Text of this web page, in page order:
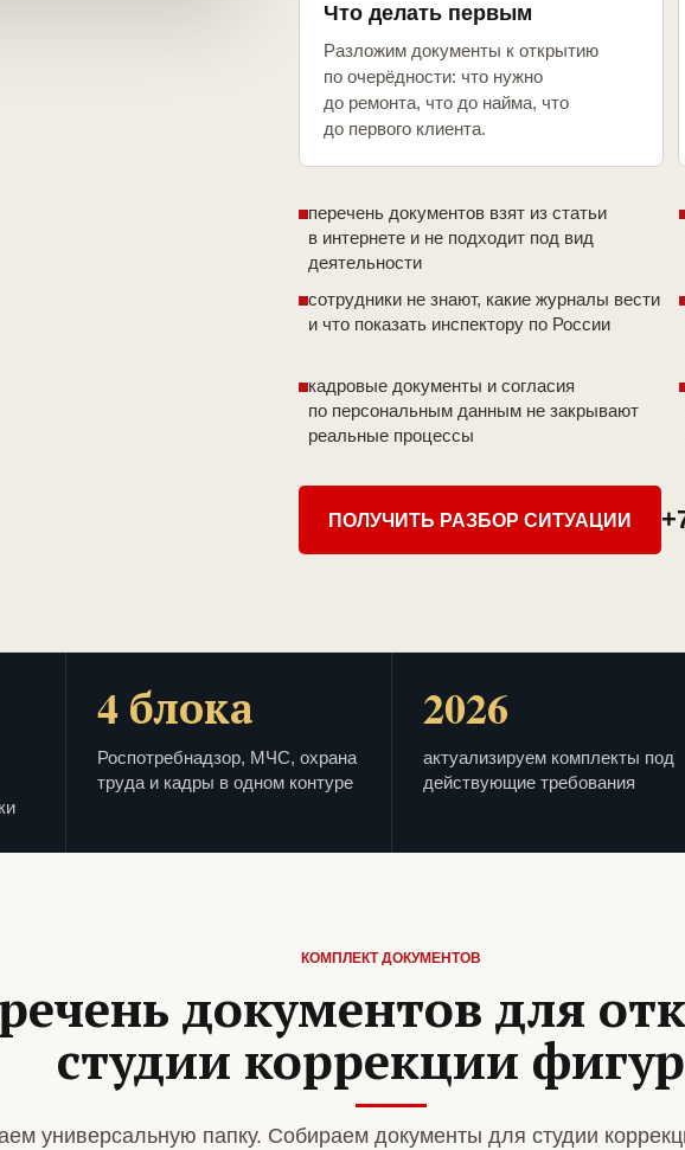
Что делать первым
Разложим документы к открытию
по очерёдности: что нужно
до ремонта, что до найма, что
до первого клиента.
перечень документов взят из статьи
в интернете и не подходит под вид
деятельности
сотрудники не знают, какие журналы вести
и что показать инспектору по России
кадровые документы и согласия
по персональным данным не закрывают
реальные процессы
ПОЛУЧИТЬ РАЗБОР СИТУАЦИИ
4 блока
Роспотребнадзор, МЧС, охрана
труда и кадры в одном контуре
2026
актуализируем комплекты под
действующие требования
КОМПЛЕКТ ДОКУМЕНТОВ
документов для
студии коррекции
универсальную папку. Собираем документы для студии